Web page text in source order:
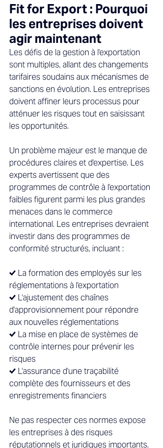
Fit for Export : Pourquoi
les entreprises doivent
agir maintenant
Les défis de la gestion à l'exportation
sont multiples, allant des changements
tarifaires soudains aux mécanismes de
sanctions en évolution. Les entreprises
doivent affiner leurs processus pour
atténuer les risques tout en saisissant
les opportunités.
Un problème majeur est le manque de
procédures claires et d'expertise. Les
experts avertissent que des
programmes de contrôle à l'exportation
faibles figurent parmi les plus grandes
menaces dans le commerce
international. Les entreprises devraient
investir dans des programmes de
conformité structurés, incluant :
✔️ La formation des employés sur les
réglementations à l'exportation
✔️ L'ajustement des chaînes
d'approvisionnement pour répondre
aux nouvelles réglementations
✔️ La mise en place de systèmes de
contrôle internes pour prévenir les
risques
✔️ L'assurance d'une traçabilité
complète des fournisseurs et des
enregistrements financiers
Ne pas respecter ces normes expose
les entreprises à des risques
réputationnels et juridiques importants.